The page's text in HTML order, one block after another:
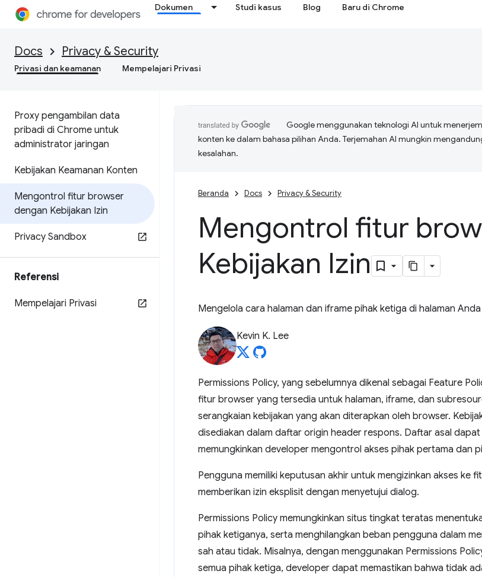
Dokumen Studi kasus Blog Baru di Chrome
Docs Privacy & Security
Privasi dan keamanan Mempelajari Privasi
Proxy pengambilan data
pribadi di Chrome untuk
administrator jaringan
Kebijakan Keamanan Konten
Mengontrol fitur browser
dengan Kebijakan Izin
Privacy Sandbox
Referensi
Mempelajari Privasi
Google menggunakan teknologi AI untuk
konten ke dalam bahasa pilihan Anda. Terjemahan AI mungkin
kesalahan.
Beranda Docs Privacy & Security
Mengontrol fitur
Kebijakan Izin
Mengelola cara halaman dan iframe pihak ketiga di halaman
Kevin K. Lee
Permissions Policy, yang sebelumnya dikenal sebagai Feature
fitur browser yang tersedia untuk halaman, iframe, dan
serangkaian kebijakan yang akan diterapkan oleh browser.
disediakan dalam daftar origin header respons. Daftar asal
memungkinkan developer mengontrol akses pihak pertama dan
Pengguna memiliki keputusan akhir untuk mengizinkan akses ke
memberikan izin eksplisit dengan menyetujui dialog.
Permissions Policy memungkinkan situs tingkat teratas
pihak ketiganya, serta menghilangkan beban pengguna dalam
sah atau tidak. Misalnya, dengan menggunakan Permissions
semua pihak ketiga, developer dapat memastikan bahwa tidak